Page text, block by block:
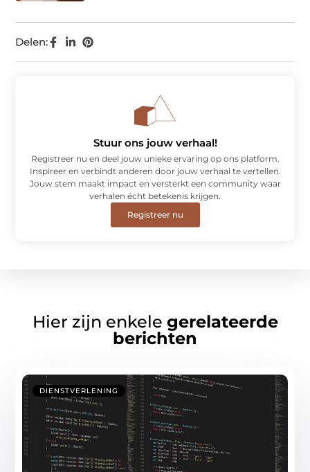
Delen:
Stuur ons jouw verhaal!
Registreer nu en deel jouw unieke ervaring op ons platform.
Inspireer en verbindt anderen door jouw verhaal te vertellen.
Jouw stem maakt impact en versterkt een community waar
verhalen écht betekenis krijgen.
Registreer nu
Hier zijn enkele gerelateerde
berichten
DIENSTVERLENING